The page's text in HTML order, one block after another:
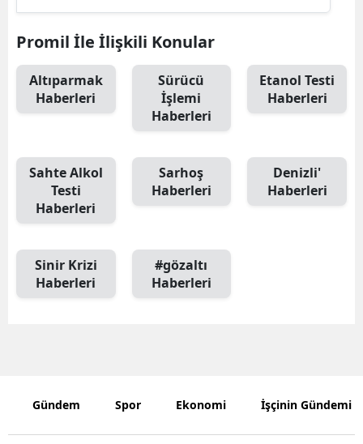
Ordu
Sakarya
Samsun
Sinop
Sivas
Uşak
Van
Promil İle İlişkili Konular
Altıparmak
Haberleri
Sürücü
İşlemi
Haberleri
Etanol Testi
Haberleri
Sahte Alkol
Testi
Haberleri
Sarhoş
Haberleri
Denizli'
Haberleri
Sinir Krizi
Haberleri
#gözaltı
Haberleri
Gündem Spor Ekonomi İşçinin Gündemi